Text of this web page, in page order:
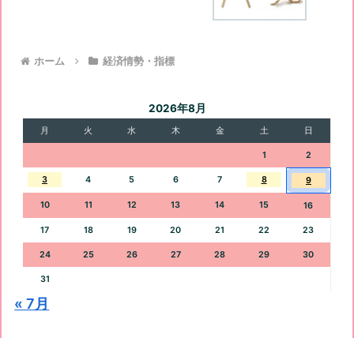
ホーム 経済情勢・指標
2026年8月
月 火 水 木 金 土 日
1 2
3 4 5 6 7 8 9
10 11 12 13 14 15 16
17 18 19 20 21 22 23
24 25 26 27 28 29 30
31
« 7月